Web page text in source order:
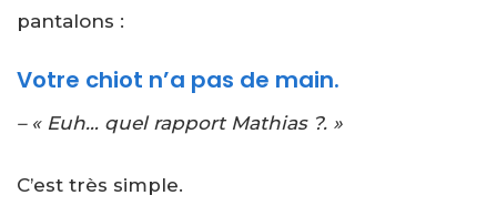
pantalons :
Votre chiot n’a pas de main.
– « Euh… quel rapport Mathias ?. »
C’est très simple.